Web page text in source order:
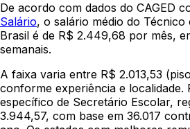
De acordo com dados do CAGED
Salário, o salário médio do
Brasil é de R$ 2.449,68 por mês,
semanais.
A faixa varia entre R$ 2.013,53
conforme experiência e localidade.
específico de Secretário Escolar,
3.944,57, com base em 36.017